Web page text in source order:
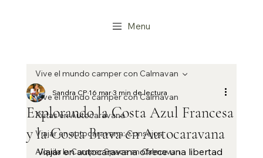
Menu
Vive el mundo camper con Calmavan
Rutas en Autocaravana
Viajar en autocaravana: Consejos
Alquila la Camper Space en Calmavan
Vive el mundo camper con Calmavan
Explorando la Costa Azul Francesa
y la Costa Brava en Autocaravana
Sandra CP16 mar3 min de lectura
Viajar en autocaravana ofrece una libertad